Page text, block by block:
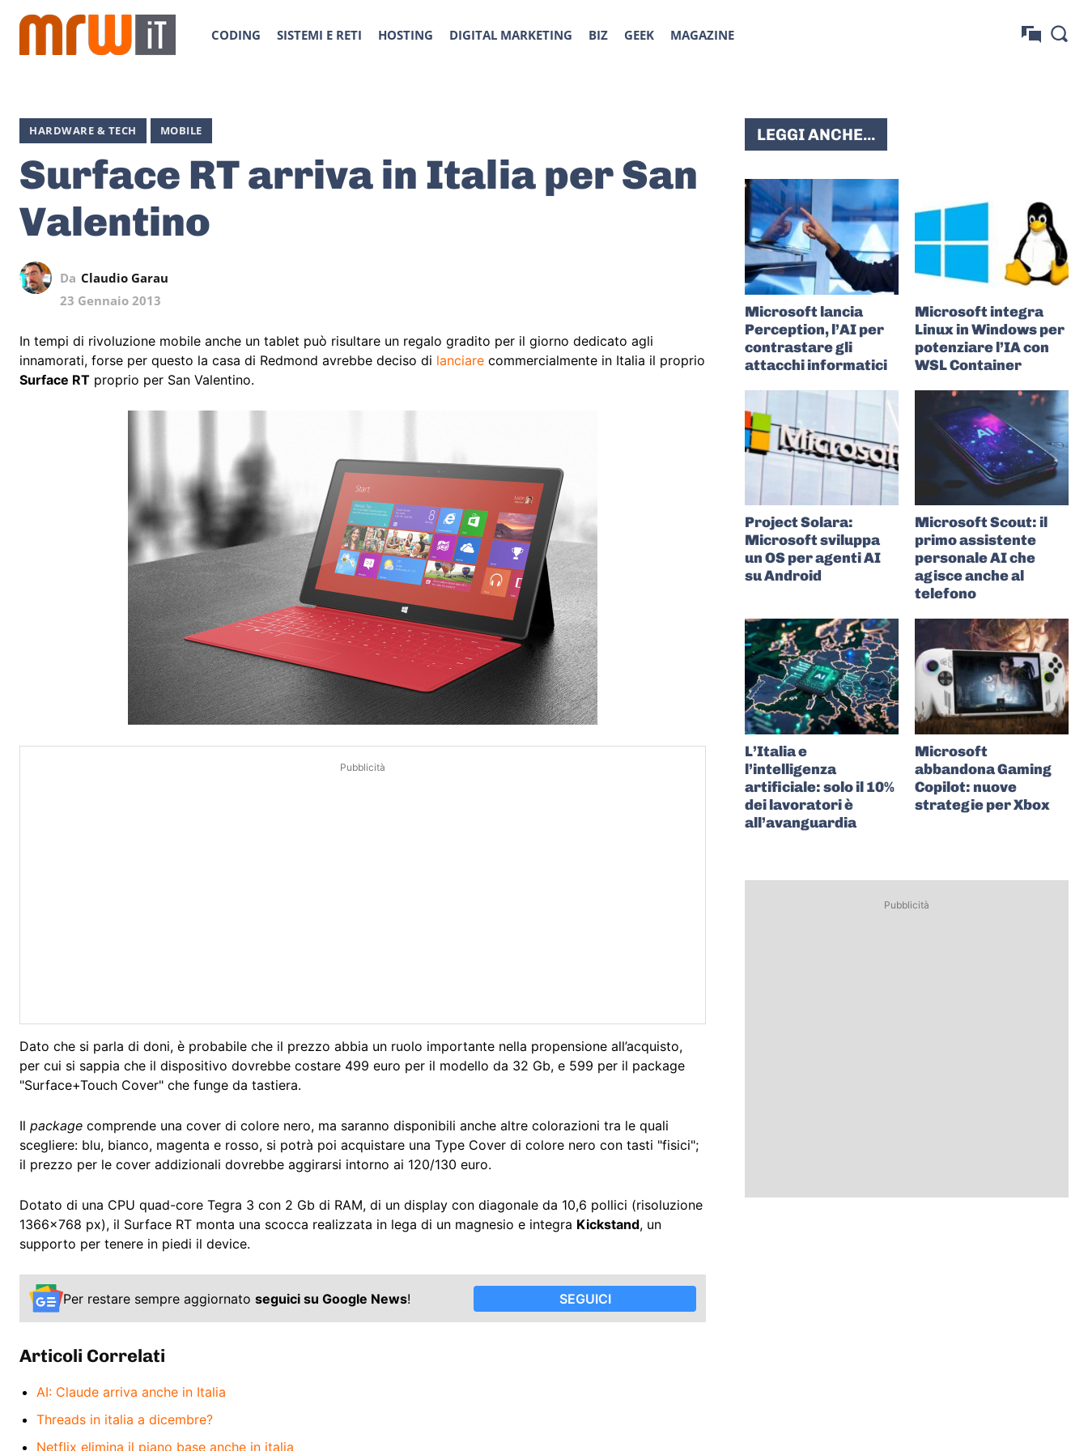
CODING SISTEMI E RETI HOSTING DIGITAL MARKETING BIZ GEEK MAGAZINE
HARDWARE & TECH MOBILE
Surface RT arriva in Italia per San
Valentino
Da Claudio Garau
23 Gennaio 2013
In tempi di rivoluzione mobile anche un tablet può risultare un regalo gradito per il giorno dedicato agli
innamorati, forse per questo la casa di Redmond avrebbe deciso di lanciare commercialmente in Italia il proprio
Surface RT proprio per San Valentino.
Pubblicità
Dato che si parla di doni, è probabile che il prezzo abbia un ruolo importante nella propensione all’acquisto,
per cui si sappia che il dispositivo dovrebbe costare 499 euro per il modello da 32 Gb, e 599 per il package
"Surface+Touch Cover" che funge da tastiera.
Il package comprende una cover di colore nero, ma saranno disponibili anche altre colorazioni tra le quali
scegliere: blu, bianco, magenta e rosso, si potrà poi acquistare una Type Cover di colore nero con tasti "fisici";
il prezzo per le cover addizionali dovrebbe aggirarsi intorno ai 120/130 euro.
Dotato di una CPU quad-core Tegra 3 con 2 Gb di RAM, di un display con diagonale da 10,6 pollici (risoluzione
1366×768 px), il Surface RT monta una scocca realizzata in lega di un magnesio e integra Kickstand, un
supporto per tenere in piedi il device.
Per restare sempre aggiornato seguici su Google News! SEGUICI
Articoli Correlati
AI: Claude arriva anche in Italia
Threads in italia a dicembre?
Netflix elimina il piano base anche in italia
LEGGI ANCHE...
Microsoft lancia
Perception, l’AI per
contrastare gli
attacchi informatici
Microsoft integra
Linux in Windows per
potenziare l’IA con
WSL Container
Project Solara:
Microsoft sviluppa
un OS per agenti AI
su Android
Microsoft Scout: il
primo assistente
personale AI che
agisce anche al
telefono
L’Italia e
l’intelligenza
artificiale: solo il 10%
dei lavoratori è
all’avanguardia
Microsoft
abbandona Gaming
Copilot: nuove
strategie per Xbox
Pubblicità